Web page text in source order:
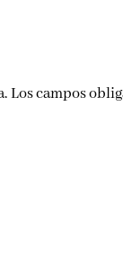
Los campos